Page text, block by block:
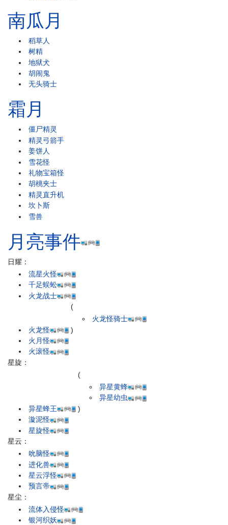
南瓜月
稻草人
树精
地狱犬
胡闹鬼
无头骑士
霜月
僵尸精灵
精灵弓箭手
姜饼人
雪花怪
礼物宝箱怪
胡桃夹士
精灵直升机
坎卜斯
雪兽
月亮事件
日耀：
流星火怪
千足蜈蚣
火龙战士
火龙怪
(
火龙怪骑士
)
火月怪
火滚怪
星旋：
异星蜂王
(
异星黄蜂
异星幼虫
)
漩泥怪
星旋怪
星云：
吮脑怪
进化兽
星云浮怪
预言帝
星尘：
流体入侵怪
银河织妖